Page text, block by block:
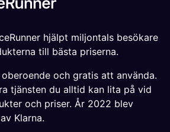
hjälpt miljontals besökare
till bästa priserna.
och gratis att använda.
tjänsten du alltid kan lita på vid
och priser. År 2022 blev
Klarna.